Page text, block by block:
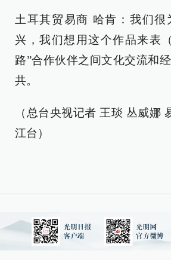
土耳其贸易商 哈肯：我们很
兴，我们想用这个作品来表
路”合作伙伴之间文化交流和
共。
（总台央视记者 王琰 丛威娜
江台）